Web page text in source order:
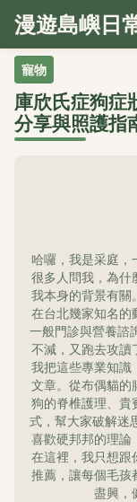
漫遊島嶼日
寵物
庫欣氏症狗症
分享與照護指
哈囉，我是采庭，
很多人問我，為什
我本身的背景有關
在台北幾家知名的
一般門診與營養諮
不減，又跑去攻讀
我把這些專業知識
文章。從布偶貓的
狗的脊椎護理、貴
式，幫大家破解迷
喜歡硬邦邦的理論
在這裡，我只想跟
推薦，讓每個毛孩
盡興，